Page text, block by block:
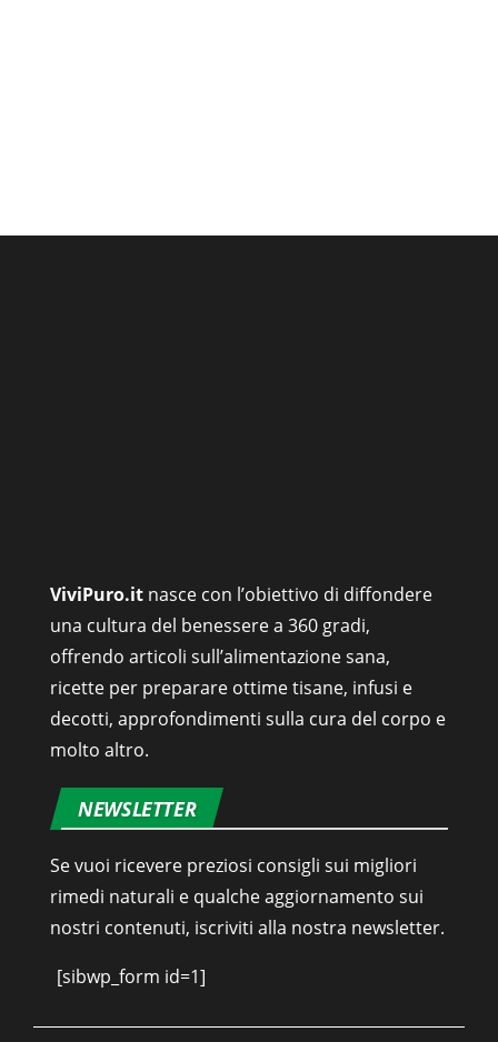
ViviPuro.it nasce con l’obiettivo di diffondere
una cultura del benessere a 360 gradi,
offrendo articoli sull’alimentazione sana,
ricette per preparare ottime tisane, infusi e
decotti, approfondimenti sulla cura del corpo e
molto altro.
NEWSLETTER
Se vuoi ricevere preziosi consigli sui migliori
rimedi naturali e qualche aggiornamento sui
nostri contenuti, iscriviti alla nostra newsletter.
[sibwp_form id=1]